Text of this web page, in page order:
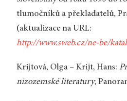
tlumočníků a překladatelů,
(aktualizace na URL:
http://www.sweb.cz/ne-be/
Krijtová, Olga – Krijt, Hans:
nizozemské literatury,